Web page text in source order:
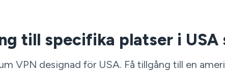
till specifika platser i USA
VPN designad för USA. Få tillgång till en